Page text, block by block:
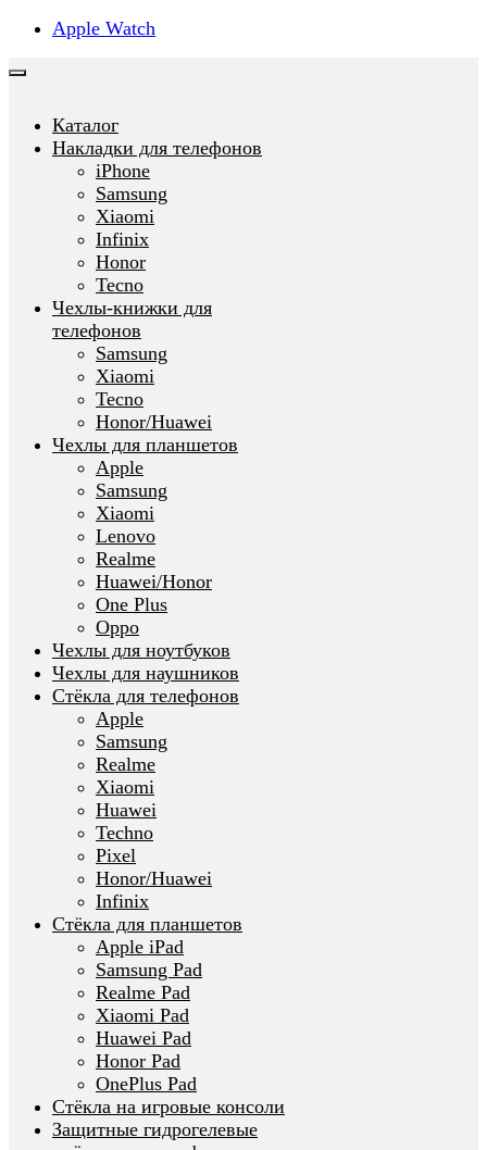
Apple Watch
Каталог
Накладки для телефонов
iPhone
Samsung
Xiaomi
Infinix
Honor
Tecno
Чехлы-книжки для
телефонов
Samsung
Xiaomi
Tecno
Honor/Huawei
Чехлы для планшетов
Apple
Samsung
Xiaomi
Lenovo
Realme
Huawei/Honor
One Plus
Oppo
Чехлы для ноутбуков
Чехлы для наушников
Стёкла для телефонов
Apple
Samsung
Realme
Xiaomi
Huawei
Techno
Pixel
Honor/Huawei
Infinix
Стёкла для планшетов
Apple iPad
Samsung Pad
Realme Pad
Xiaomi Pad
Huawei Pad
Honor Pad
OnePlus Pad
Стёкла на игровые консоли
Защитные гидрогелевые